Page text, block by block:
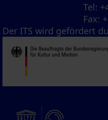
Tel:
Fax:
Der ITS wird gefördert